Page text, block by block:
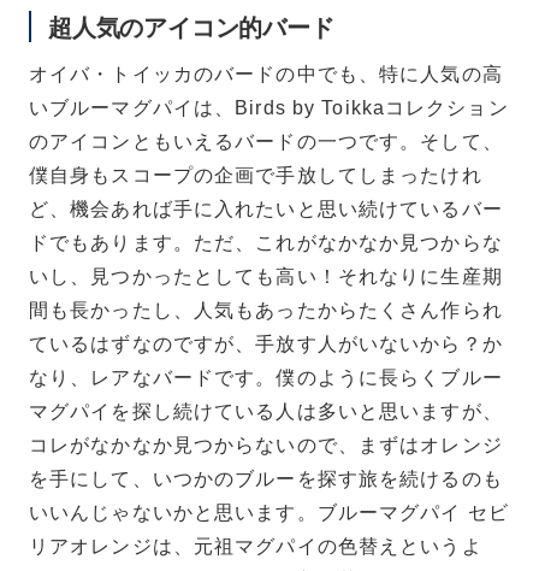
超人気のアイコン的バード
オイバ・トイッカのバードの中でも、特に人気の高
いブルーマグパイは、Birds by Toikkaコレクション
のアイコンともいえるバードの一つです。そして、
僕自身もスコープの企画で手放してしまったけれ
ど、機会あれば手に入れたいと思い続けているバー
ドでもあります。ただ、これがなかなか見つからな
いし、見つかったとしても高い！それなりに生産期
間も長かったし、人気もあったからたくさん作られ
ているはずなのですが、手放す人がいないから？か
なり、レアなバードです。僕のように長らくブルー
マグパイを探し続けている人は多いと思いますが、
コレがなかなか見つからないので、まずはオレンジ
を手にして、いつかのブルーを探す旅を続けるのも
いいんじゃないかと思います。ブルーマグパイ セビ
リアオレンジは、元祖マグパイの色替えというよ